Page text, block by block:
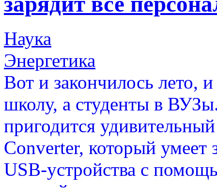
Наука
Энергетика
Вот и закончилось лето,
школу, а студенты в
пригодится
Converter, который умеет
USB-устройства с